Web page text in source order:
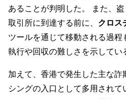
あることが判明した。 また、
取引所に到達する前に、 クロス
ツールを通じて移動される過
執行や回収の難しさを示してい
加えて、香港で発生した主な
シングの入口として多用され